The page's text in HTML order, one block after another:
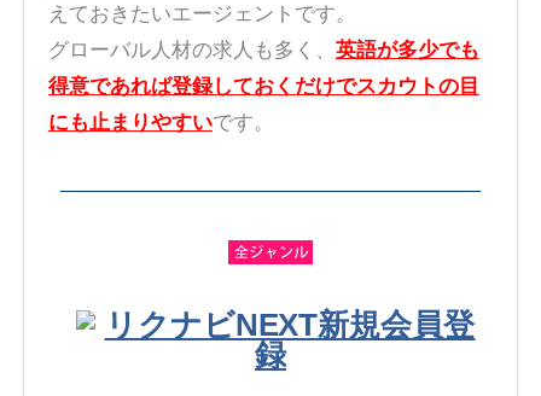
えておきたいエージェントです。
グローバル人材の求人も多く、 英語が多少でも
得意であれば登録しておくだけでスカウトの目
にも止まりやすいです。
リクナビNEXT新規会員登
録